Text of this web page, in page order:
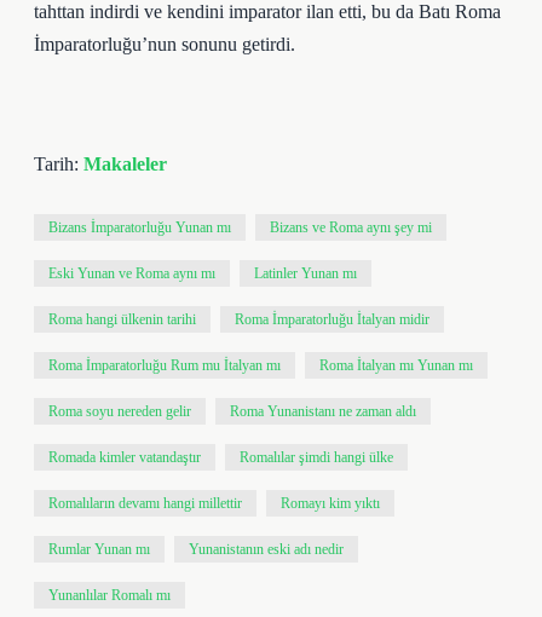
tahttan indirdi ve kendini imparator ilan etti, bu da Batı Roma
İmparatorluğu’nun sonunu getirdi.
Tarih: Makaleler
Bizans İmparatorluğu Yunan mı Bizans ve Roma aynı şey mi
Eski Yunan ve Roma aynı mı Latinler Yunan mı
Roma hangi ülkenin tarihi Roma İmparatorluğu İtalyan midir
Roma İmparatorluğu Rum mu İtalyan mı Roma İtalyan mı Yunan mı
Roma soyu nereden gelir Roma Yunanistanı ne zaman aldı
Romada kimler vatandaştır Romalılar şimdi hangi ülke
Romalıların devamı hangi millettir Romayı kim yıktı
Rumlar Yunan mı Yunanistanın eski adı nedir
Yunanlılar Romalı mı